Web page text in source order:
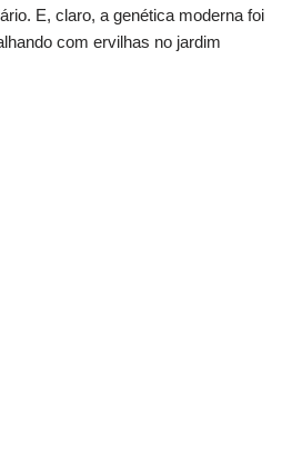
E, claro, a genética moderna foi
com ervilhas no jardim